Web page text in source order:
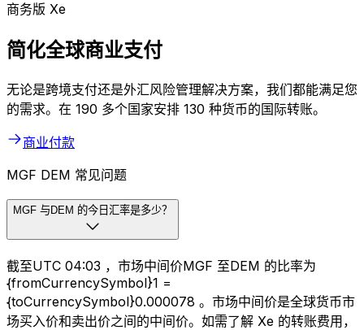
商务版 Xe
简化全球商业支付
无论是跨境支付还是外汇风险管理解决方案，我们都能满足您
的需求。在 190 多个国家安排 130 种货币的国际转账。
商业付款
MGF DEM 常见问题
MGF 与DEM 的今日汇率是多少？
截至UTC 04:03 ，市场中间价MGF 至DEM 的比率为
{fromCurrencySymbol}1 =
{toCurrencySymbol}0.000078 。市场中间价是全球货币市
场买入价和卖出价之间的中间价。如需了解 Xe 的转账费用，